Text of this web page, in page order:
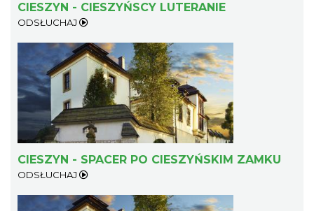
CIESZYN - CIESZYŃSCY LUTERANIE
ODSŁUCHAJ
CIESZYN - SPACER PO CIESZYŃSKIM ZAMKU
ODSŁUCHAJ